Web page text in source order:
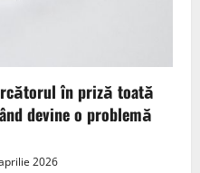
în priză toată
devine o problemă
2026